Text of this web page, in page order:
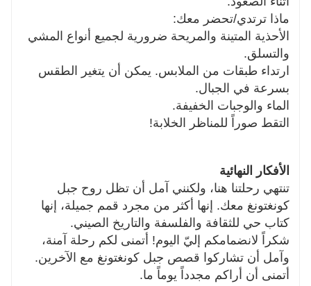
ماذا ترتدي/تحضر معك:
الأحذية المتينة والمريحة ضرورية لجميع أنواع المشي
والتسلق.
ارتداء طبقات من الملابس. يمكن أن يتغير الطقس
بسرعة في الجبال.
الماء والوجبات الخفيفة.
التقط صوراً للمناظر الخلابة!
الأفكار النهائية
تنتهي رحلتنا هنا، ولكنني آمل أن تظل روح جبل
كونغتونغ معك. إنها أكثر من مجرد قمم جميلة، إنها
كتاب حي للثقافة والفلسفة والتاريخ الصيني.
شكراً لانضمامكم إليّ اليوم! أتمنى لكم رحلة آمنة،
وآمل أن تشاركوا قصص جبل كونغتونغ مع الآخرين.
أتمنى أن أراكم مجدداً يوماً ما.